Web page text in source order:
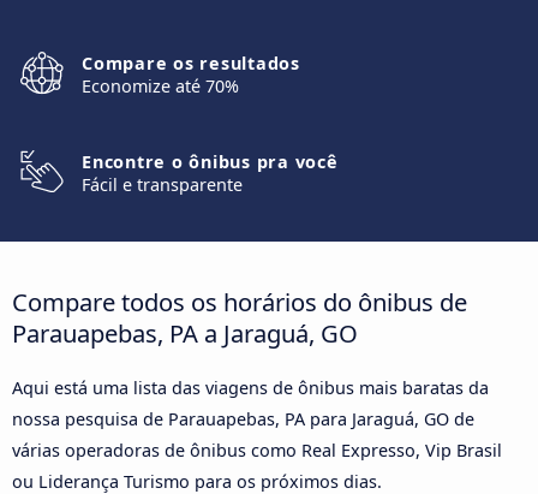
Compare os resultados
Economize até 70%
Encontre o ônibus pra você
Fácil e transparente
Compare todos os horários do ônibus de
Parauapebas, PA a Jaraguá, GO
Aqui está uma lista das viagens de ônibus mais baratas da
nossa pesquisa de Parauapebas, PA para Jaraguá, GO de
várias operadoras de ônibus como Real Expresso, Vip Brasil
ou Liderança Turismo para os próximos dias.